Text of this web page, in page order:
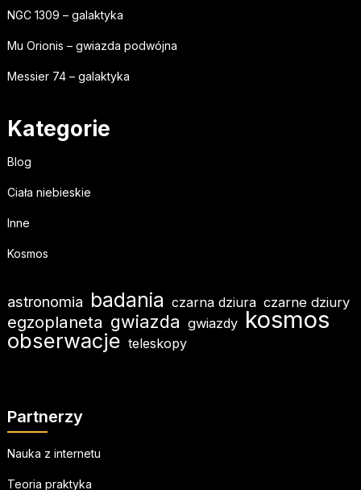
NGC 1309 – galaktyka
Mu Orionis – gwiazda podwójna
Messier 74 – galaktyka
Kategorie
Blog
Ciała niebieskie
Inne
Kosmos
astronomia badania czarna dziura czarne dziury
egzoplaneta gwiazda gwiazdy kosmos
obserwacje teleskopy
Partnerzy
Nauka z internetu
Teoria praktyka